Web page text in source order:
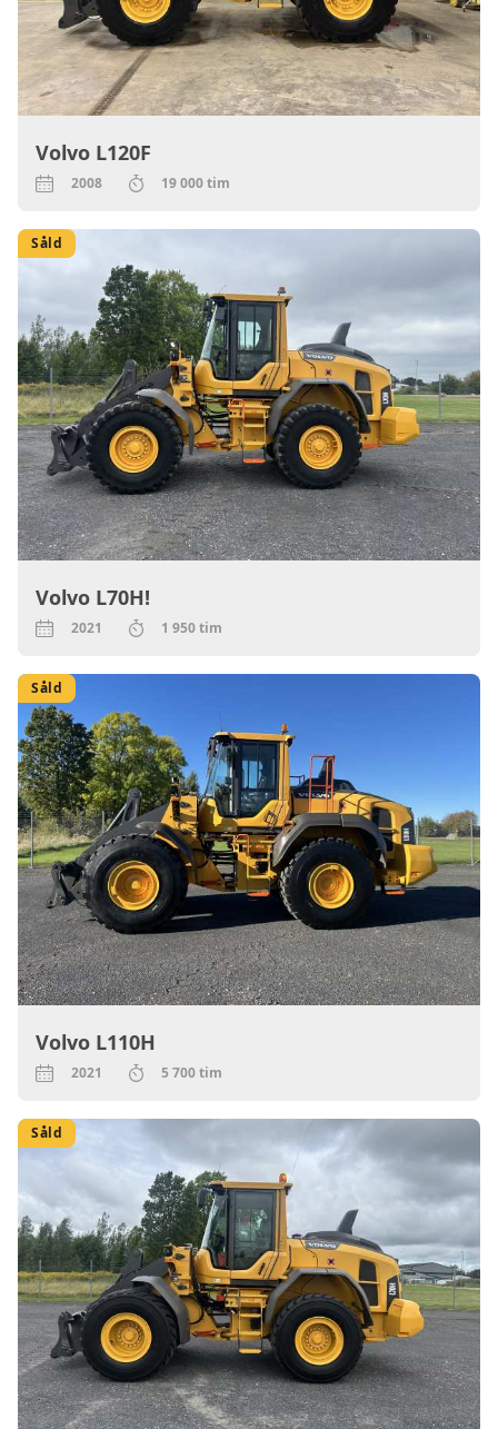
Volvo L120F
2008 19 000 tim
Såld
Volvo L70H!
2021 1 950 tim
Såld
Volvo L110H
2021 5 700 tim
Såld